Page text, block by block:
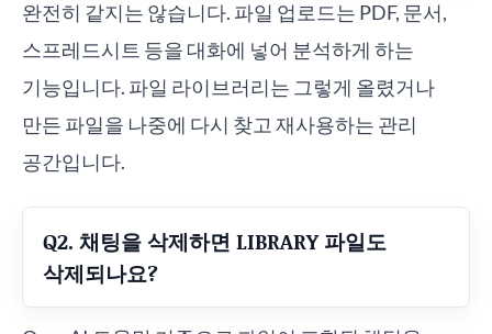
완전히 같지는 않습니다. 파일 업로드는 PDF, 문서,
스프레드시트 등을 대화에 넣어 분석하게 하는
기능입니다. 파일 라이브러리는 그렇게 올렸거나
만든 파일을 나중에 다시 찾고 재사용하는 관리
공간입니다.
Q2. 채팅을 삭제하면 LIBRARY 파일도
삭제되나요?